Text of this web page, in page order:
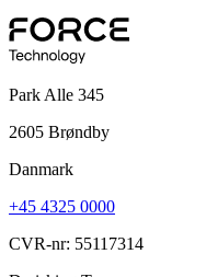
Park Alle 345
2605 Brøndby
Danmark
+45 4325 0000
CVR-nr: 55117314